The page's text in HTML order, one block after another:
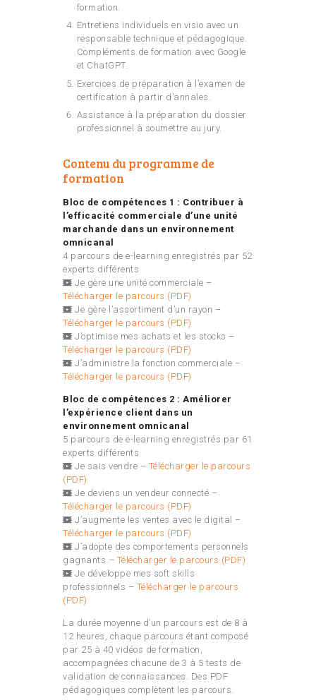
formation.
Entretiens individuels en visio avec un
responsable technique et pédagogique.
Compléments de formation avec Google
et ChatGPT.
Exercices de préparation à l’examen de
certification à partir d’annales.
Assistance à la préparation du dossier
professionnel à soumettre au jury.
Contenu du programme de
formation
Bloc de compétences 1 : Contribuer à
l’efficacité commerciale d’une unité
marchande dans un environnement
omnicanal
4 parcours de e-learning enregistrés par 52
experts différents
Je gère une unité commerciale –
Télécharger le parcours (PDF)
Je gère l’assortiment d’un rayon –
Télécharger le parcours (PDF)
J’optimise mes achats et les stocks –
Télécharger le parcours (PDF)
J’administre la fonction commerciale –
Télécharger le parcours (PDF)
Bloc de compétences 2 : Améliorer
l’expérience client dans un
environnement omnicanal
5 parcours de e-learning enregistrés par 61
experts différents
Je sais vendre – Télécharger le parcours
(PDF)
Je deviens un vendeur connecté –
Télécharger le parcours (PDF)
J’augmente les ventes avec le digital –
Télécharger le parcours (PDF)
J’adopte des comportements personnels
gagnants – Télécharger le parcours (PDF)
Je développe mes soft skills
professionnels – Télécharger le parcours
(PDF)
La durée moyenne d’un parcours est de 8 à
12 heures, chaque parcours étant composé
par 25 à 40 vidéos de formation,
accompagnées chacune de 3 à 5 tests de
validation de connaissances. Des PDF
pédagogiques complètent les parcours.